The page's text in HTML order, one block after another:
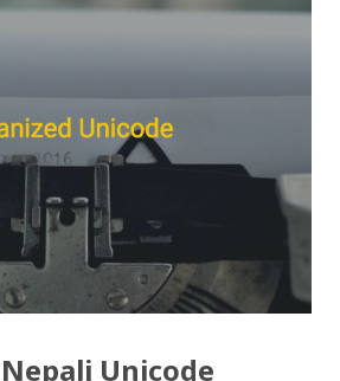
स्टिकरहरु समावेश गरिएकोछ । हाम्रो
खण्डमा गएर यी स्टिकरहरु प्रयोग गर्न
किबोर्डको यस संस्करणमा नयाँ किबोर्ड
नेपाली किबोर्डको सेटिङमा गएर आफूलाई
। डार्क तथा लाइट गरेर हाललाई दुई
उपलब्ध छ । चलनचल्तिको “ब...
Unicode